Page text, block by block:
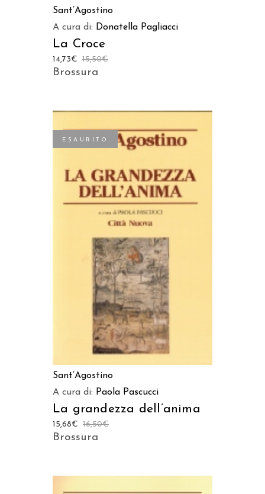
Sant’Agostino
A cura di: Donatella Pagliacci
La Croce
15,50€
14,73€
Brossura
ESAURITO
LEGGI TUTTO
Sant’Agostino
A cura di: Paola Pascucci
La grandezza dell’anima
16,50€
15,68€
Brossura